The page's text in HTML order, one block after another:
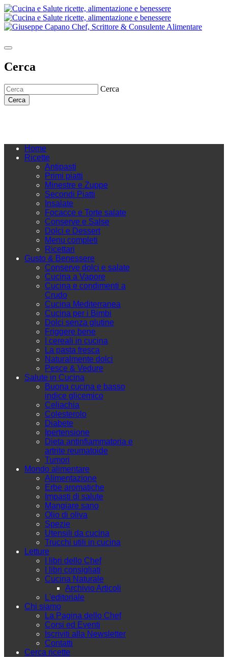
Cerca
Cerca
Cerca
Home
Ricette
Antipasti
Primi piatti
Minestre e Zuppe
Secondi Piatti
Insalate
Focacce e Torte salate
Conserve e Salse
Dolci e Dessert
Menu completi
Ricettari
Gusto & Benessere
Conserve dolci e salate
Cucina a Vapore
Cucina e condimenti a
Crudo
Cucina Mediterranea
Cucina per i Bimbi
Dolci senza glutine
Friggere bene
I cereali in cucina
La pasta fresca
Naturalmente dolci
Pesce & Vedure
Salute in Cucina
Buona cucina e basso
indice glicemico
Celiachia
Colesterolo
Diabete
Ipertensione
Dieta antinfiammatoria e
artrite reumatoide
Tumori
Mondo alimentare
Alimentazione
Erbe aromatiche
Impasti di salute
Mangiare sano
Olio di oliva
Spezie
Utensili da cucina
Trucchi utili in cucina
Letture
I libri dello Chef
I libri consigliati
Cucina Naturale
Archivio Articoli
L'editoriale
Chi siamo
La Pagina dello Chef
Corsi ed Eventi
Iscriviti alla Newsletter
Contatti
Cerca ricette